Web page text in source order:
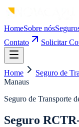
HomeSobre nós
Contato
Solicitar
Home Seguro de
Manaus
Seguro de Transporte
Seguro